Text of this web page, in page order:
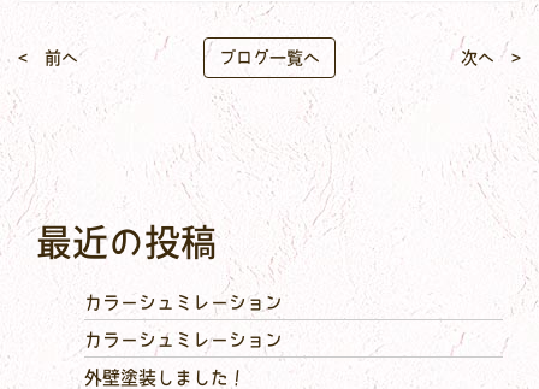
< 前へ ブログ一覧へ 次へ >
最近の投稿
カラーシュミレーション
カラーシュミレーション
外壁塗装しました！